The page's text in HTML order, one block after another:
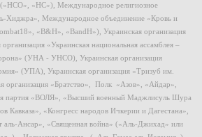
(«НСО», «НС»), Международное религиозное
Хиджра», Международное объединение «Кровь и
«B&H», «BandH»), Украинская организация
«Украинская национальная ассамблея –
(УНА - УНСО), Украинская организация
(УПА), Украинская организация «Тризуб им.
организация «Братство», Полк «Азов», «Айдар»,
партия «ВОЛЯ», «Высший военный Маджлисуль Шура
Кавказа», «Конгресс народов Ичкерии и Дагестана»,
аль-Ансар», «Священная война» («Аль-Джихад» или